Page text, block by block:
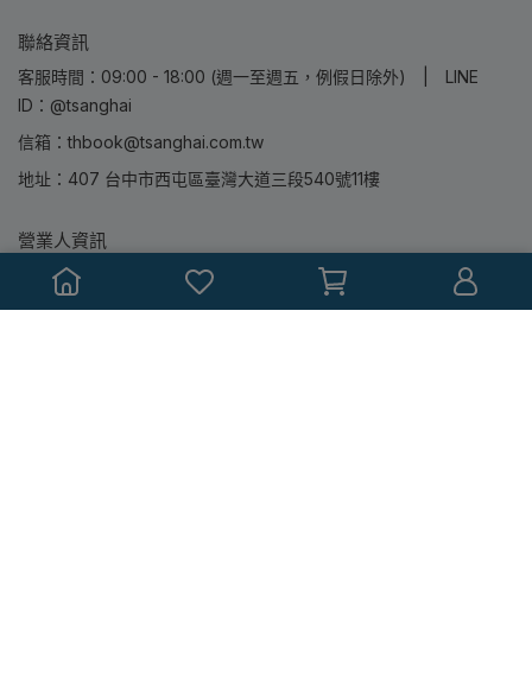
聯絡資訊
客服時間：09:00 - 18:00 (週一至週五，例假日除外) | LINE
ID：@tsanghai
信箱：thbook@tsanghai.com.tw
地址：407 台中市西屯區臺灣大道三段540號11樓
營業人資訊
營業人名稱：鼎隆圖書股份有限公司
統一編號：86363780